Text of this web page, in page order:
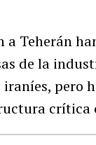
Teherán
de la
pero
crítica